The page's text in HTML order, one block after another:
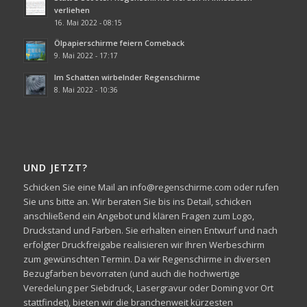
verliehen
16. Mai 2022 - 08:15
Ölpapierschirme feiern Comeback
9. Mai 2022 - 17:17
Im Schatten wirbelnder Regenschirme
8. Mai 2022 - 10:36
UND JETZT?
Schicken Sie eine Mail an info@regenschirme.com oder rufen
Sie uns bitte an. Wir beraten Sie bis ins Detail, schicken
anschließend ein Angebot und klären Fragen zum Logo,
Druckstand und Farben. Sie erhalten einen Entwurf und nach
erfolgter Druckfreigabe realisieren wir Ihren Werbeschirm
zum gewünschten Termin. Da wir Regenschirme in diversen
Bezugfarben bevorraten (und auch die hochwertige
Veredelung per Siebdruck, Lasergravur oder Doming vor Ort
stattfindet), bieten wir die branchenweit kürzesten